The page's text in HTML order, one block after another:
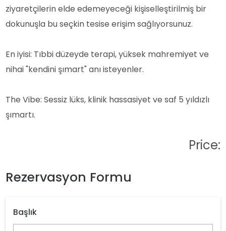
ziyaretçilerin elde edemeyeceği kişiselleştirilmiş bir
dokunuşla bu seçkin tesise erişim sağlıyorsunuz.
En iyisi: Tıbbi düzeyde terapi, yüksek mahremiyet ve
nihai "kendini şımart" anı isteyenler.
The Vibe: Sessiz lüks, klinik hassasiyet ve saf 5 yıldızlı
şımartı.
Price:
Rezervasyon Formu
Başlık